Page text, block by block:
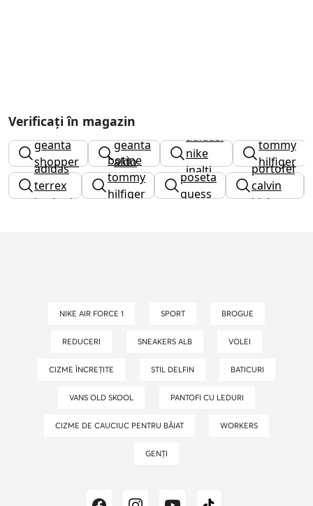
Verificați în magazin
geanta
shopper
geanta
aldo
adidasi
nike
inalti
tommy
hilfiger
barbati
adidas
terrex
barbati
botine
tommy
hilfiger
poseta
guess
portofel
calvin
klein
NIKE AIR FORCE 1 SPORT BROGUE
REDUCERI SNEAKERS ALB VOLEI
CIZME ÎNCREȚITE STIL DELFIN BATICURI
VANS OLD SKOOL PANTOFI CU LEDURI
CIZME DE CAUCIUC PENTRU BĂIAT WORKERS
GENȚI